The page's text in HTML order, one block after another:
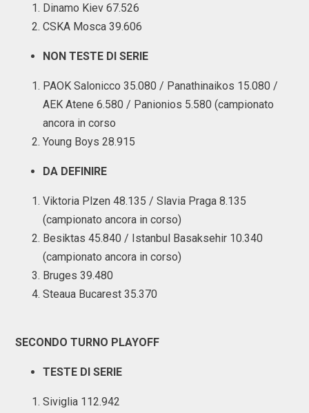
Dinamo Kiev 67.526
CSKA Mosca 39.606
NON TESTE DI SERIE
PAOK Salonicco 35.080 / Panathinaikos 15.080 /
AEK Atene 6.580 / Panionios 5.580 (campionato
ancora in corso
Young Boys 28.915
DA DEFINIRE
Viktoria Plzen 48.135 / Slavia Praga 8.135
(campionato ancora in corso)
Besiktas 45.840 / Istanbul Basaksehir 10.340
(campionato ancora in corso)
Bruges 39.480
Steaua Bucarest 35.370
SECONDO TURNO PLAYOFF
TESTE DI SERIE
Siviglia 112.942